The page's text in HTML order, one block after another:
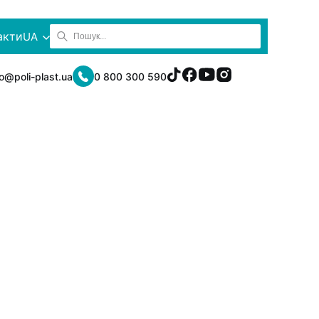
UA
plast.ua 0 800 300 590